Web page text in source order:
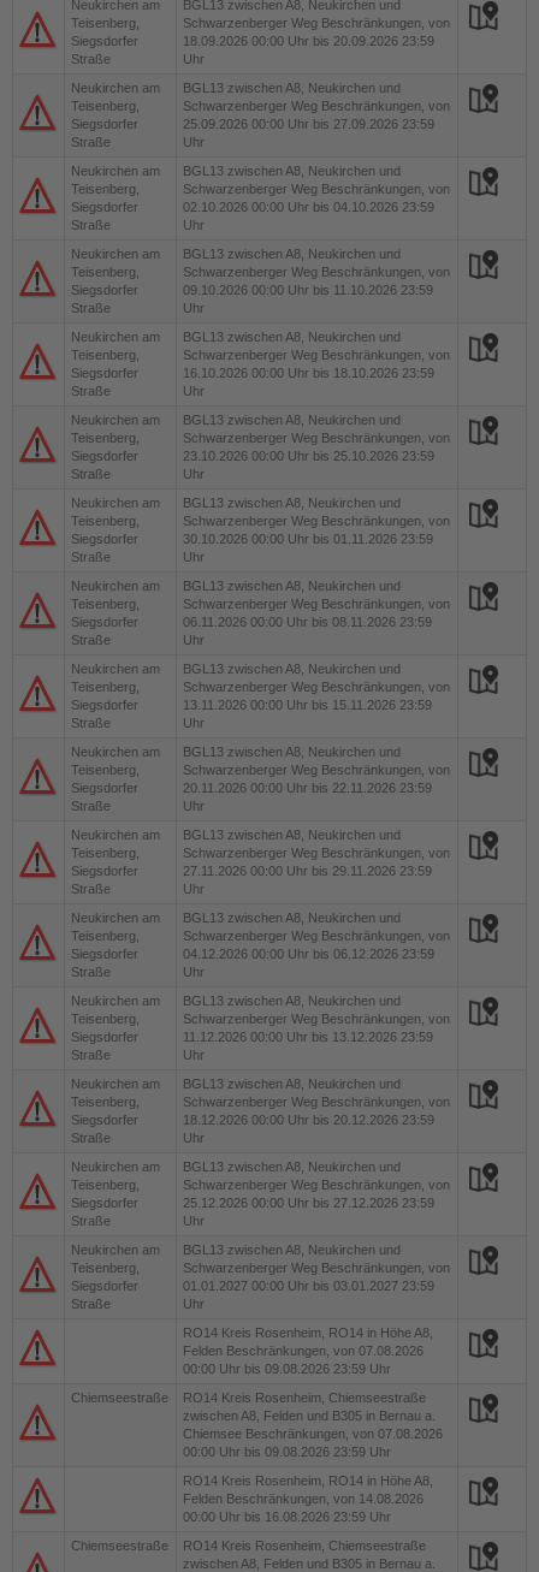
Neukirchen am
Teisenberg,
Siegsdorfer
Straße
BGL13 zwischen A8, Neukirchen und
Schwarzenberger Weg Beschränkungen, von
18.09.2026 00:00 Uhr bis 20.09.2026 23:59
Uhr
Neukirchen am
Teisenberg,
Siegsdorfer
Straße
BGL13 zwischen A8, Neukirchen und
Schwarzenberger Weg Beschränkungen, von
25.09.2026 00:00 Uhr bis 27.09.2026 23:59
Uhr
Neukirchen am
Teisenberg,
Siegsdorfer
Straße
BGL13 zwischen A8, Neukirchen und
Schwarzenberger Weg Beschränkungen, von
02.10.2026 00:00 Uhr bis 04.10.2026 23:59
Uhr
Neukirchen am
Teisenberg,
Siegsdorfer
Straße
BGL13 zwischen A8, Neukirchen und
Schwarzenberger Weg Beschränkungen, von
09.10.2026 00:00 Uhr bis 11.10.2026 23:59
Uhr
Neukirchen am
Teisenberg,
Siegsdorfer
Straße
BGL13 zwischen A8, Neukirchen und
Schwarzenberger Weg Beschränkungen, von
16.10.2026 00:00 Uhr bis 18.10.2026 23:59
Uhr
Neukirchen am
Teisenberg,
Siegsdorfer
Straße
BGL13 zwischen A8, Neukirchen und
Schwarzenberger Weg Beschränkungen, von
23.10.2026 00:00 Uhr bis 25.10.2026 23:59
Uhr
Neukirchen am
Teisenberg,
Siegsdorfer
Straße
BGL13 zwischen A8, Neukirchen und
Schwarzenberger Weg Beschränkungen, von
30.10.2026 00:00 Uhr bis 01.11.2026 23:59
Uhr
Neukirchen am
Teisenberg,
Siegsdorfer
Straße
BGL13 zwischen A8, Neukirchen und
Schwarzenberger Weg Beschränkungen, von
06.11.2026 00:00 Uhr bis 08.11.2026 23:59
Uhr
Neukirchen am
Teisenberg,
Siegsdorfer
Straße
BGL13 zwischen A8, Neukirchen und
Schwarzenberger Weg Beschränkungen, von
13.11.2026 00:00 Uhr bis 15.11.2026 23:59
Uhr
Neukirchen am
Teisenberg,
Siegsdorfer
Straße
BGL13 zwischen A8, Neukirchen und
Schwarzenberger Weg Beschränkungen, von
20.11.2026 00:00 Uhr bis 22.11.2026 23:59
Uhr
Neukirchen am
Teisenberg,
Siegsdorfer
Straße
BGL13 zwischen A8, Neukirchen und
Schwarzenberger Weg Beschränkungen, von
27.11.2026 00:00 Uhr bis 29.11.2026 23:59
Uhr
Neukirchen am
Teisenberg,
Siegsdorfer
Straße
BGL13 zwischen A8, Neukirchen und
Schwarzenberger Weg Beschränkungen, von
04.12.2026 00:00 Uhr bis 06.12.2026 23:59
Uhr
Neukirchen am
Teisenberg,
Siegsdorfer
Straße
BGL13 zwischen A8, Neukirchen und
Schwarzenberger Weg Beschränkungen, von
11.12.2026 00:00 Uhr bis 13.12.2026 23:59
Uhr
Neukirchen am
Teisenberg,
Siegsdorfer
Straße
BGL13 zwischen A8, Neukirchen und
Schwarzenberger Weg Beschränkungen, von
18.12.2026 00:00 Uhr bis 20.12.2026 23:59
Uhr
Neukirchen am
Teisenberg,
Siegsdorfer
Straße
BGL13 zwischen A8, Neukirchen und
Schwarzenberger Weg Beschränkungen, von
25.12.2026 00:00 Uhr bis 27.12.2026 23:59
Uhr
Neukirchen am
Teisenberg,
Siegsdorfer
Straße
BGL13 zwischen A8, Neukirchen und
Schwarzenberger Weg Beschränkungen, von
01.01.2027 00:00 Uhr bis 03.01.2027 23:59
Uhr
RO14 Kreis Rosenheim, RO14 in Höhe A8,
Felden Beschränkungen, von 07.08.2026
00:00 Uhr bis 09.08.2026 23:59 Uhr
Chiemseestraße
RO14 Kreis Rosenheim, Chiemseestraße
zwischen A8, Felden und B305 in Bernau a.
Chiemsee Beschränkungen, von 07.08.2026
00:00 Uhr bis 09.08.2026 23:59 Uhr
RO14 Kreis Rosenheim, RO14 in Höhe A8,
Felden Beschränkungen, von 14.08.2026
00:00 Uhr bis 16.08.2026 23:59 Uhr
Chiemseestraße
RO14 Kreis Rosenheim, Chiemseestraße
zwischen A8, Felden und B305 in Bernau a.